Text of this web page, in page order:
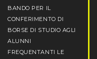
BANDO PER IL
CONFERIMENTO DI
BORSE DI STUDIO AGLI
ALUNNI
FREQUENTANTI LE